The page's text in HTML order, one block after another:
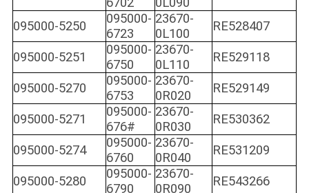
6702
0L090
095000-5250
095000-
6723
23670-
0L100
RE528407
095000-5251
095000-
6750
23670-
0L110
RE529118
095000-5270
095000-
6753
23670-
0R020
RE529149
095000-5271
095000-
676#
23670-
0R030
RE530362
095000-5274
095000-
6760
23670-
0R040
RE531209
095000-5280
095000-
6790
23670-
0R090
RE543266